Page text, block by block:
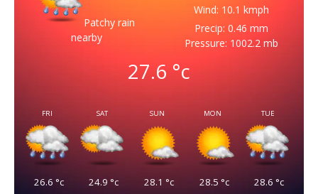
Patchy rain
nearby
Wind: 10.1 kmph
Precip: 0.46 mm
Pressure: 1002.2 mb
27.6 °c
FRI
26.6 °c
SAT
24.9 °c
SUN
28.1 °c
MON
28.5 °c
TUE
28.6 °c